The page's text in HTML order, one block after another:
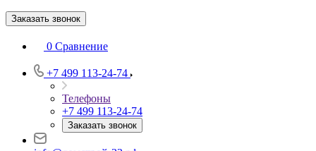
Заказать звонок
0 Сравнение
+7 499 113-24-74
Телефоны
+7 499 113-24-74
Заказать звонок